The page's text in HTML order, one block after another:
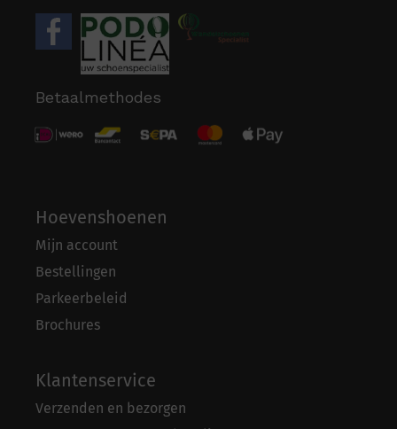
Betaalmethodes
Hoevenshoenen
Mijn account
Bestellingen
Parkeerbeleid
Brochures
Klantenservice
Verzenden en bezorgen